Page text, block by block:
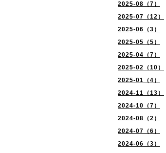
2025-08（7）
2025-07（12）
2025-06（3）
2025-05（5）
2025-04（7）
2025-02（10）
2025-01（4）
2024-11（13）
2024-10（7）
2024-08（2）
2024-07（6）
2024-06（3）